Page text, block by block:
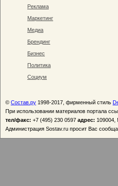
Реклама
Маркетинг
Медиа
Брендинг
Бизнес
Политика
Социум
© Состав.ру 1998-2017, фирменный стиль
При использовании материалов портала
тел/факс: +7 (495) 230 0597 адрес: 109004,
Администрация Sostav.ru просит Вас